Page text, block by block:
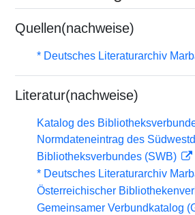
Quellen(nachweise)
* Deutsches Literaturarchiv
Literatur(nachweise)
Katalog des
Normdateneintrag des
Bibliotheksverbundes (SWB)
* Deutsches Literaturarchiv
Österreichischer
Gemeinsamer Verbundkatalog